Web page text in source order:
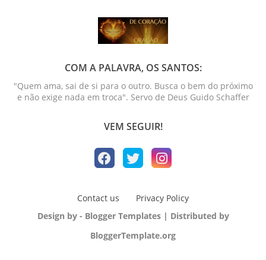
COM A PALAVRA, OS SANTOS:
"Quem ama, sai de si para o outro. Busca o bem do próximo
e não exige nada em troca". Servo de Deus Guido Schaffer
VEM SEGUIR!
Contact us
Privacy Policy
Design by - Blogger Templates | Distributed by
BloggerTemplate.org